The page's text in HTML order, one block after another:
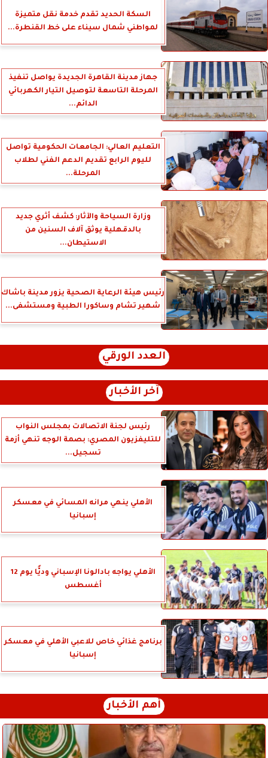
السكة الحديد تقدم خدمة نقل متميزة
لمواطني شمال سيناء على خط القنطرة...
جهاز مدينة القاهرة الجديدة يواصل تنفيذ
المرحلة التاسعة لتوصيل التيار الكهربائي
الدائم...
التعليم العالي: الجامعات الحكومية تواصل
لليوم الرابع تقديم الدعم الفني لطلاب
المرحلة...
وزارة السياحة والآثار: كشف أثري جديد
بالدقهلية يوثق آلاف السنين من
الاستيطان...
رئيس هيئة الرعاية الصحية يزور مدينة باشاك
شهير تشام وساكورا الطبية ومستشفى...
العدد الورقي
آخر الأخبار
رئيس لجنة الاتصالات بمجلس النواب
للتليفزيون المصري: بصمة الوجه تنهي أزمة
تسجيل...
الأهلي ينهي مرانه المسائي في معسكر
إسبانيا
الأهلي يواجه بادالونا الإسباني وديًّا يوم 12
أغسطس
برنامج غذائي خاص للاعبي الأهلي في معسكر
إسبانيا
أهم الأخبار